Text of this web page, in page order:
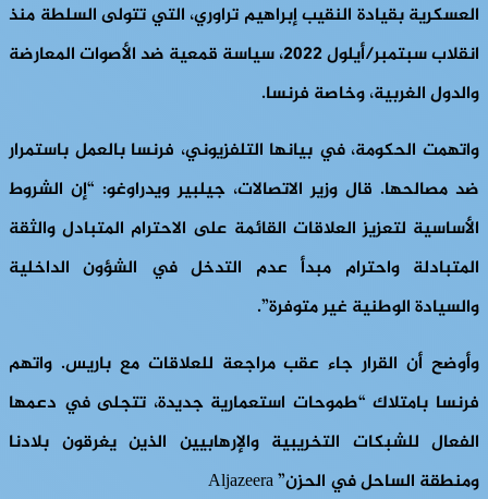
العسكرية بقيادة النقيب إبراهيم تراوري، التي تتولى السلطة منذ
انقلاب سبتمبر/أيلول 2022، سياسة قمعية ضد الأصوات المعارضة
والدول الغربية، وخاصة فرنسا.
واتهمت الحكومة، في بيانها التلفزيوني، فرنسا بالعمل باستمرار
ضد مصالحها. قال وزير الاتصالات، جيلبير ويدراوغو: “إن الشروط
الأساسية لتعزيز العلاقات القائمة على الاحترام المتبادل والثقة
المتبادلة واحترام مبدأ عدم التدخل في الشؤون الداخلية
والسيادة الوطنية غير متوفرة”.
وأوضح أن القرار جاء عقب مراجعة للعلاقات مع باريس. واتهم
فرنسا بامتلاك “طموحات استعمارية جديدة، تتجلى في دعمها
الفعال للشبكات التخريبية والإرهابيين الذين يغرقون بلادنا
ومنطقة الساحل في الحزن” Aljazeera